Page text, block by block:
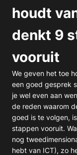
houdt
denkt 9
vooruit
We geven het toe
een goed gesprek
je wel even aan
de reden waarom
goed is te volgen,
stappen vooruit.
nog
hebt van ICT), zo